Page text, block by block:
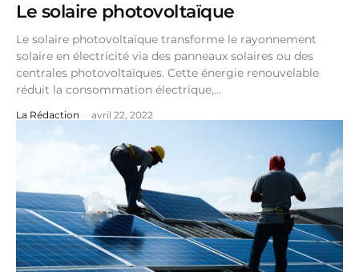
Le solaire photovoltaïque
Le solaire photovoltaïque transforme le rayonnement
solaire en électricité via des panneaux solaires ou des
centrales photovoltaïques. Cette énergie renouvelable
réduit la consommation électrique,...
La Rédaction - avril 22, 2022